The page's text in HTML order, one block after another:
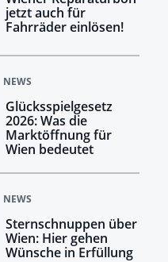
jetzt auch für
Fahrräder einlösen!
NEWS
Glücksspielgesetz
2026: Was die
Marktöffnung für
Wien bedeutet
NEWS
Sternschnuppen über
Wien: Hier gehen
Wünsche in Erfüllung